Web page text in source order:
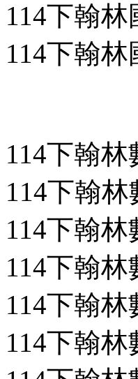
114下翰
114下翰
114下翰
114下翰
114下翰
114下翰
114下翰
114下翰